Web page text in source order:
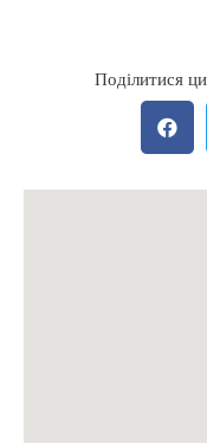
Поділитися